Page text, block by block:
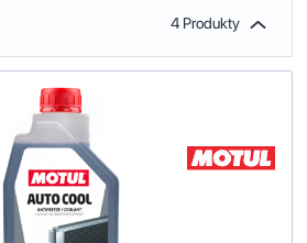
4 Produkty